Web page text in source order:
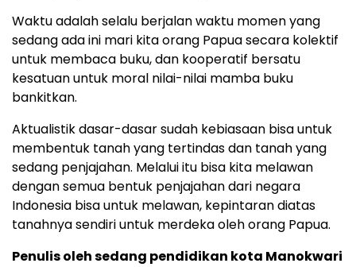
Waktu adalah selalu berjalan waktu momen yang
sedang ada ini mari kita orang Papua secara kolektif
untuk membaca buku, dan kooperatif bersatu
kesatuan untuk moral nilai-nilai mamba buku
bankitkan.
Aktualistik dasar-dasar sudah kebiasaan bisa untuk
membentuk tanah yang tertindas dan tanah yang
sedang penjajahan. Melalui itu bisa kita melawan
dengan semua bentuk penjajahan dari negara
Indonesia bisa untuk melawan, kepintaran diatas
tanahnya sendiri untuk merdeka oleh orang Papua.
Penulis oleh sedang pendidikan kota Manokwari